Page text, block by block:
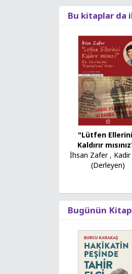
Bu kitaplar da
"Lütfen
Kaldırır
İhsan Zafer, Kadir
(Derleyen)
Bugünün